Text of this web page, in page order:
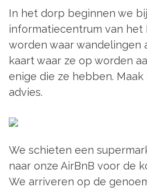
In het dorp beginnen we
informatiecentrum van het
worden waar wandelingen
kaart waar ze op worden
enige die ze hebben.
advies.
We schieten een
naar onze AirBnB voor de
We arriveren op de